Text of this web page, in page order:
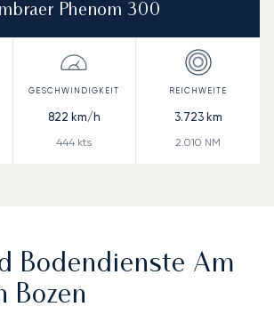
Phenom 300
822 km/h
444 kts
3.723km
2.010 NM
Bodendienste Am
Bozen